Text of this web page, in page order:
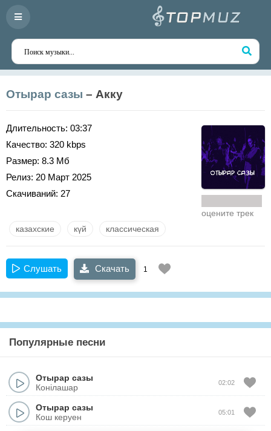
Отырар сазы – Акку
Длительность: 03:37
Качество: 320 kbps
Размер: 8.3 Мб
Релиз: 20 Март 2025
Скачиваний: 27
оцените трек
казахские күй классическая
Слушать Скачать 1
Популярные песни
Отырар сазы
Конiлашар
02:02
Отырар сазы
Кош керуен
05:01